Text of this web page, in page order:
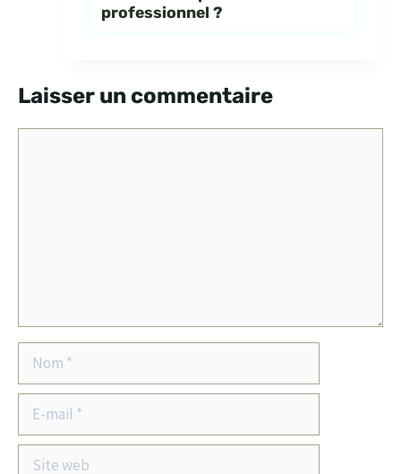
professionnel ?
Laisser un commentaire
mail
Site